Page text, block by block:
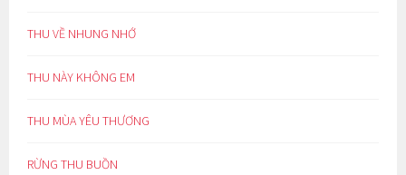
THU VỀ NHUNG NHỚ
THU NÀY KHÔNG EM
THU MÙA YÊU THƯƠNG
RỪNG THU BUỒN